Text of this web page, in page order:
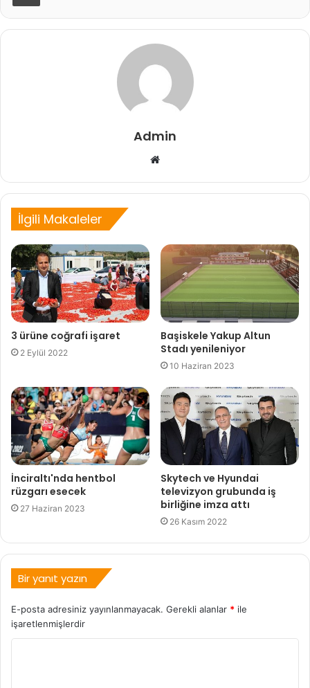
Admin
Web
İlgili Makaleler
3 ürüne coğrafi işaret
2 Eylül 2022
Başiskele Yakup Altun
Stadı yenileniyor
10 Haziran 2023
İnciraltı'nda hentbol
rüzgarı esecek
27 Haziran 2023
Skytech ve Hyundai
televizyon grubunda iş
birliğine imza attı
26 Kasım 2022
Bir yanıt yazın
E-posta adresiniz yayınlanmayacak. Gerekli alanlar * ile
işaretlenmişlerdir